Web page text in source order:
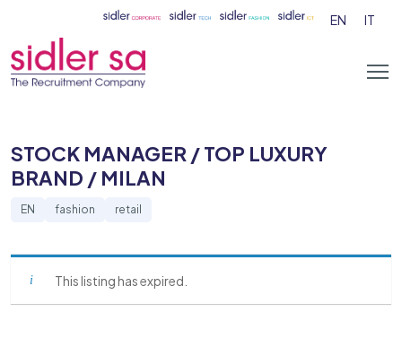
EN IT
STOCK MANAGER / TOP LUXURY
BRAND / MILAN
EN fashion retail
This listing has expired.